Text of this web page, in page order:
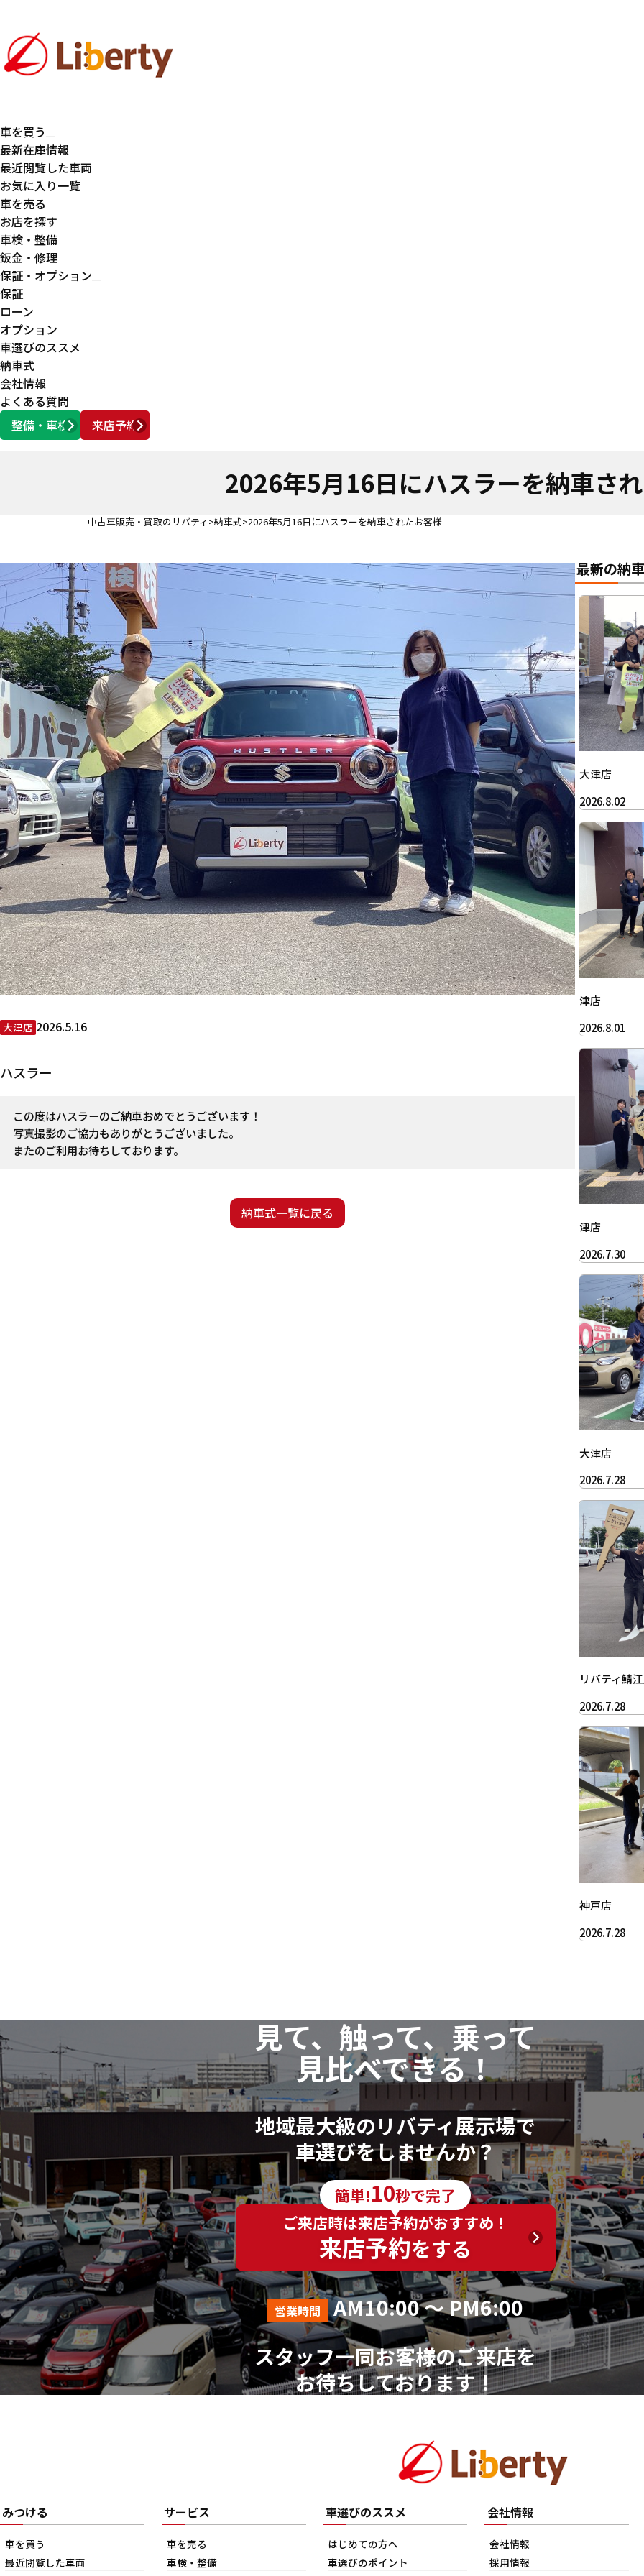
車を買う
最新在庫情報
最近閲覧した車両
お気に入り一覧
車を売る
お店を探す
車検・整備
鈑金・修理
保証・オプション
保証
ローン
オプション
車選びのススメ
納車式
会社情報
よくある質問
整備・車検
来店予約
営業時間 AM10:00 ～ PM6:00
2026年5月16日にハスラーを納車さ
中古車販売・買取のリバティ 納車式 2026年5月16日にハスラーを納車されたお客様
大津店 2026.5.16
ハスラー
この度はハスラーのご納車おめでとうございます！
写真撮影のご協力もありがとうございました。
またのご利用お待ちしております。
納車式一覧に戻る
最新の納
大津店
2026.8.02
津店
2026.8.01
津店
2026.7.30
大津店
2026.7.28
リバティ鯖
2026.7.28
神戸店
2026.7.28
見て、触って、乗って
見比べできる！
地域最大級のリバティ展示場で
車選びをしませんか？
簡単!10秒で完了
ご来店時は来店予約がおすすめ！
来店予約をする
営業時間
AM10:00 ～ PM6:00
スタッフ一同お客様のご来店を
お待ちしております！
みつける
車を買う
最近閲覧した車両
サービス
車を売る
車検・整備
車選びのススメ
はじめての方へ
車選びのポイント
会社情報
会社情報
採用情報